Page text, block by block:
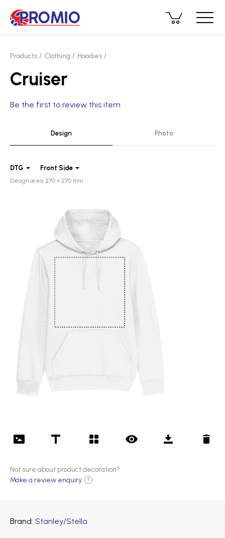
Products Clothing Hoodies
Cruiser
Be the first to review this item
Design Photo
DTG Front Side
Design area: 270 × 270 mm
Not sure about product decoration?
Make a review enquiry
?
Brand Stanley/Stella